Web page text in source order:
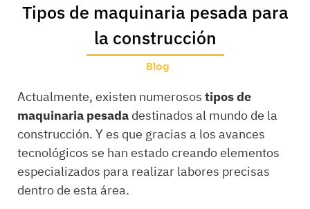
Tipos de maquinaria pesada para
la construcción
Blog
Actualmente, existen numerosostipos de
maquinaria pesadadestinados al mundo de la
construcción. Y es que gracias a los avances
tecnológicos se han estado creando elementos
especializados para realizar labores precisas
dentro de esta área.